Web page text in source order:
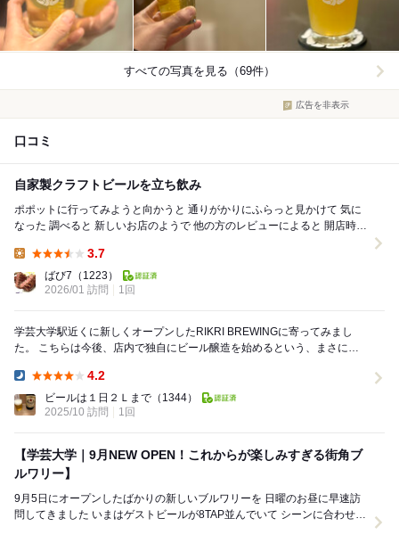
すべての写真を見る（69件）
広告を非表示
口コミ
自家製クラフトビールを立ち飲み
ポポットに行ってみようと向かうと 通りがかりにふらっと見かけて 気に
なった 調べると 新しいお店のようで 他の方のレビューによると 開店時は
3.7
ばび7 （1223）
2026/01 訪問
1回
学芸大学駅近くに新しくオープンしたRIKRI BREWINGに寄ってみまし
た。 こちらは今後、店内で独自にビール醸造を始めるという、まさにこ
4.2
ビールは１日２Ｌまで （1344）
2025/10 訪問
1回
【学芸大学｜9月NEW OPEN！これからが楽しみすぎる街角ブ
ルワリー】
9月5日にオープンしたばかりの新しいブルワリーを 日曜のお昼に早速訪
問してきました いまはゲストビールが8TAP並んでいて シーンに合わせて